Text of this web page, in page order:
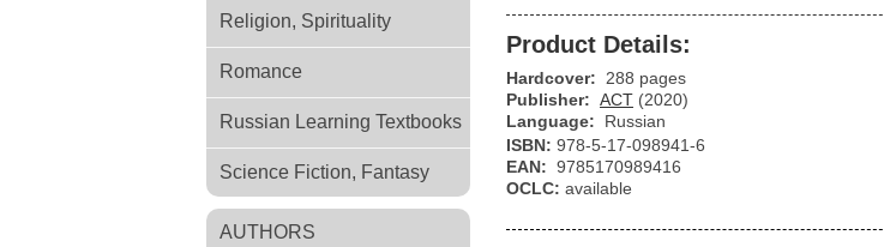
Religion, Spirituality
Romance
Russian Learning Textbooks
Science Fiction, Fantasy
AUTHORS
Product Details:
Hardcover:
288 pages
Publisher: АСТ (2020)
Language:
Russian
ISBN: 978-5-17-098941-6
EAN: 9785170989416
OCLC: available